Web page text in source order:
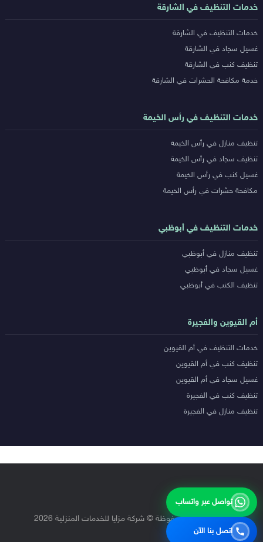
خدمات التنظيف في الشارقة
خدمات التنظيف في الشارقة
غسيل سجاد في الشارقة
تنظيف كنب في الشارقة
خدمة مكافحة الحشرات في الشارقة
خدمات التنظيف في رأس الخيمة
تنظيف منازل في رأس الخيمة
تنظيف سجاد في رأس الخيمة
غسيل كنب في رأس الخيمة
مكافحة حشرات في رأس الخيمة
خدمات التنظيف في أبوظبي
تنظيف منازل في أبوظبي
غسيل سجاد في أبوظبي
تنظيف الكنب في أبوظبي
أم القيوين والفجيرة
خدمات التنظيف في أم القيوين
تنظيف كنب في أم القيوين
غسيل سجاد في أم القيوين
تنظيف كنب في الفجيرة
تنظيف منازل في الفجيرة
جميع الحقوق محفوظة © شركة مزايا للخدمات المنزلية 2026
تواصل عبر واتساب
اتصل بنا الآن